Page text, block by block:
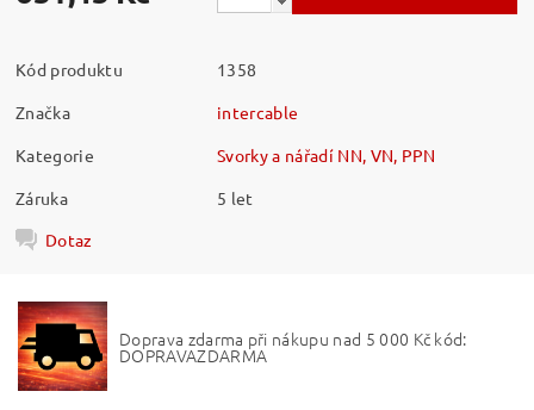
Kód produktu
1358
Značka
intercable
Kategorie
Svorky a nářadí NN, VN, PPN
Záruka
5 let
Dotaz
Doprava zdarma při nákupu nad 5 000 Kč kód:
DOPRAVAZDARMA